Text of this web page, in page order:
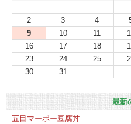
2
3 4
9
10 11
16
17 18
23
24 25
30
31
最新
五目マーボー豆腐丼